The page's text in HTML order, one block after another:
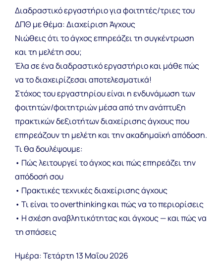
Διαδραστικό εργαστήριο για φοιτητές/τριες του
ΔΠΘ με θέμα: Διαχείριση Άγχους
Νιώθεις ότι το άγχος επηρεάζει τη συγκέντρωση
και τη μελέτη σου;
Έλα σε ένα διαδραστικό εργαστήριο και μάθε πώς
να το διαχειρίζεσαι αποτελεσματικά!
Στόχος του εργαστηρίου είναι η ενδυνάμωση των
φοιτητών/φοιτητριών μέσα από την ανάπτυξη
πρακτικών δεξιοτήτων διαχείρισης άγχους που
επηρεάζουν τη μελέτη και την ακαδημαϊκή απόδοση.
Τι θα δουλέψουμε:
• Πώς λειτουργεί το άγχος και πώς επηρεάζει την
απόδοσή σου
• Πρακτικές τεχνικές διαχείρισης άγχους
• Τι είναι το overthinking και πώς να το περιορίσεις
• Η σχέση αναβλητικότητας και άγχους — και πώς να
τη σπάσεις
Ημέρα: Τετάρτη 13 Μαΐου 2026